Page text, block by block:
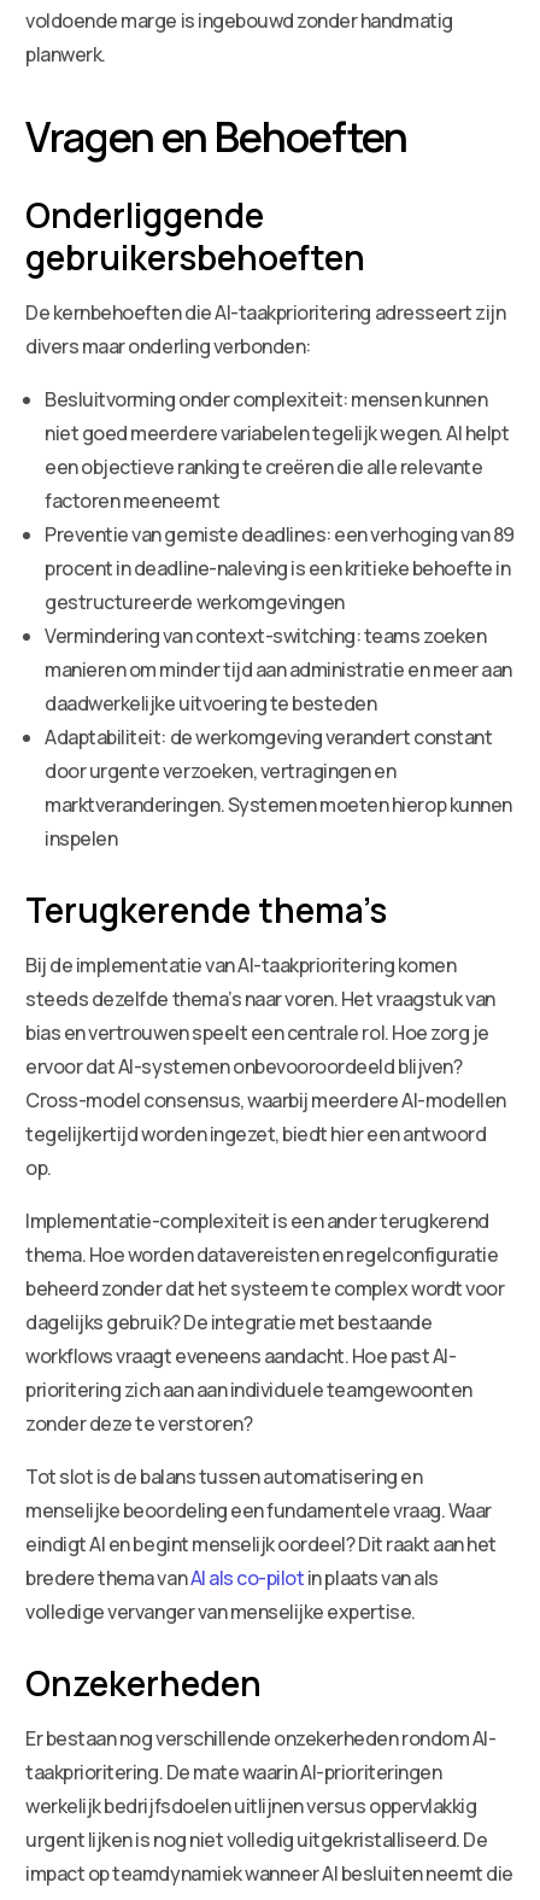
voldoende marge is ingebouwd zonder handmatig
planwerk.
Vragen en Behoeften
Onderliggende
gebruikersbehoeften
De kernbehoeften die AI-taakprioritering adresseert zijn
divers maar onderling verbonden:
Besluitvorming onder complexiteit: mensen kunnen
niet goed meerdere variabelen tegelijk wegen. AI helpt
een objectieve ranking te creëren die alle relevante
factoren meeneemt
Preventie van gemiste deadlines: een verhoging van 89
procent in deadline-naleving is een kritieke behoefte in
gestructureerde werkomgevingen
Vermindering van context-switching: teams zoeken
manieren om minder tijd aan administratie en meer aan
daadwerkelijke uitvoering te besteden
Adaptabiliteit: de werkomgeving verandert constant
door urgente verzoeken, vertragingen en
marktveranderingen. Systemen moeten hierop kunnen
inspelen
Terugkerende thema’s
Bij de implementatie van AI-taakprioritering komen
steeds dezelfde thema’s naar voren. Het vraagstuk van
bias en vertrouwen speelt een centrale rol. Hoe zorg je
ervoor dat AI-systemen onbevooroordeeld blijven?
Cross-model consensus, waarbij meerdere AI-modellen
tegelijkertijd worden ingezet, biedt hier een antwoord
op.
Implementatie-complexiteit is een ander terugkerend
thema. Hoe worden datavereisten en regelconfiguratie
beheerd zonder dat het systeem te complex wordt voor
dagelijks gebruik? De integratie met bestaande
workflows vraagt eveneens aandacht. Hoe past AI-
prioritering zich aan aan individuele teamgewoonten
zonder deze te verstoren?
Tot slot is de balans tussen automatisering en
menselijke beoordeling een fundamentele vraag. Waar
eindigt AI en begint menselijk oordeel? Dit raakt aan het
bredere thema vanAI als co-pilotin plaats van als
volledige vervanger van menselijke expertise.
Onzekerheden
Er bestaan nog verschillende onzekerheden rondom AI-
taakprioritering. De mate waarin AI-prioriteringen
werkelijk bedrijfsdoelen uitlijnen versus oppervlakkig
urgent lijken is nog niet volledig uitgekristalliseerd. De
impact op teamdynamiek wanneer AI besluiten neemt die